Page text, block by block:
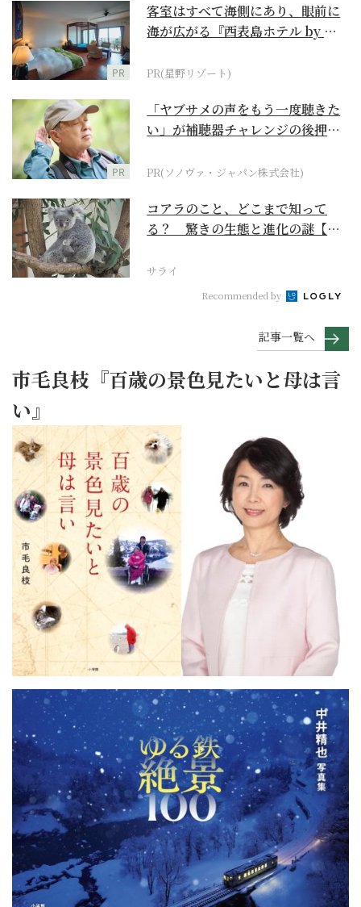
PR
客室はすべて海側にあり、眼前に
海が広がる『西表島ホテル by 星
PR(星野リゾート)
PR
「ヤブサメの声をもう一度聴きた
い」が補聴器チャレンジの後押し
PR(ソノヴァ・ジャパン株式会社)
コアラのこと、どこまで知って
る？ 驚きの生態と進化の謎【お
サライ
Recommended by
記事一覧へ
市毛良枝『百歳の景色見たいと母は言
い』